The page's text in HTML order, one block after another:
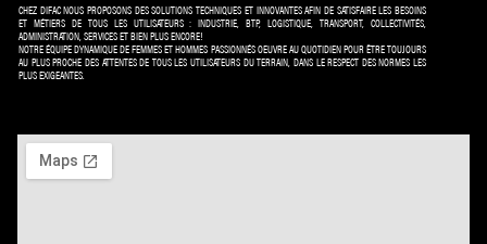
CHEZ DIFAC NOUS PROPOSONS DES SOLUTIONS TECHNIQUES ET INNOVANTES AFIN DE SATISFAIRE LES BESOINS
ET MÉTIERS DE TOUS LES UTILISATEURS : INDUSTRIE, BTP, LOGISTIQUE, TRANSPORT, COLLECTIVITÉS,
ADMINISTRATION, SERVICES ET BIEN PLUS ENCORE!
NOTRE ÉQUIPE DYNAMIQUE DE FEMMES ET HOMMES PASSIONNÉS OEUVRE AU QUOTIDIEN POUR ÊTRE TOUJOURS
AU PLUS PROCHE DES ATTENTES DE TOUS LES UTILISATEURS DU TERRAIN, DANS LE RESPECT DES NORMES LES
PLUS EXIGEANTES.